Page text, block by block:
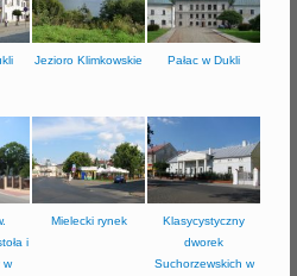
Jezioro Klimkowskie Pałac w Dukli
i
w
Mielecki rynek
Klasycystyczny
dworek
Suchorzewskich w